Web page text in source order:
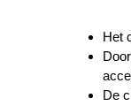
Het
De